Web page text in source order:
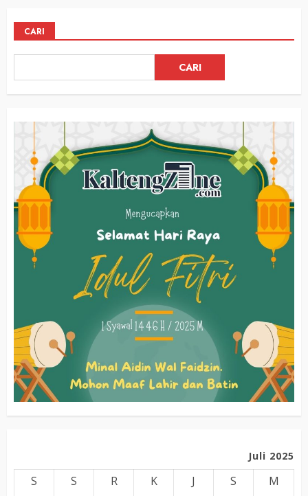
CARI
CARI
Juli 2025
S S R K J S
M